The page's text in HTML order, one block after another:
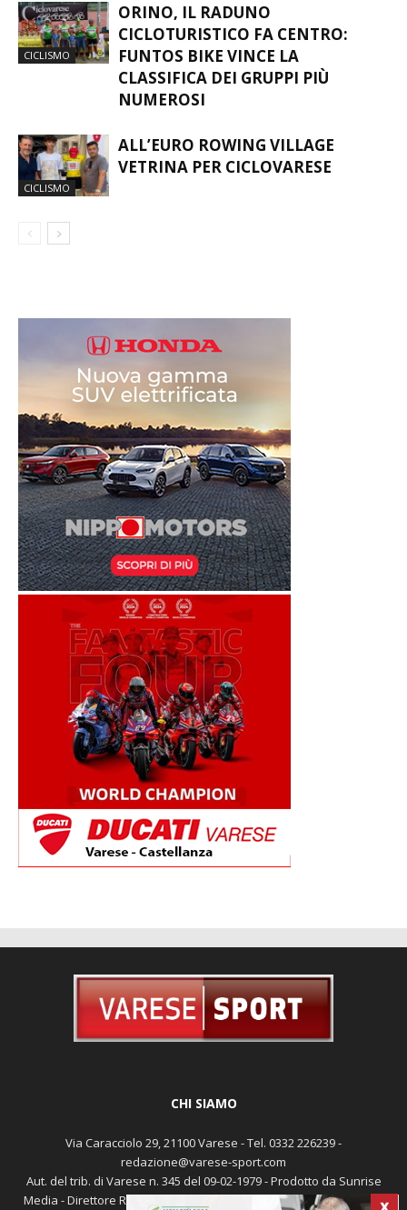
CICLISMO
ORINO, IL RADUNO
CICLOTURISTICO FA CENTRO:
FUNTOS BIKE VINCE LA
CLASSIFICA DEI GRUPPI PIÙ
NUMEROSI
CICLISMO
ALL’EURO ROWING VILLAGE
VETRINA PER CICLOVARESE
X
CHI SIAMO
Via Caracciolo 29, 21100 Varese - Tel. 0332 226239 -
redazione@varese-sport.com
Aut. del trib. di Varese n. 345 del 09-02-1979 - Prodotto da Sunrise
Media - Direttore Responsabile: Michele Marocco -Cookie policy